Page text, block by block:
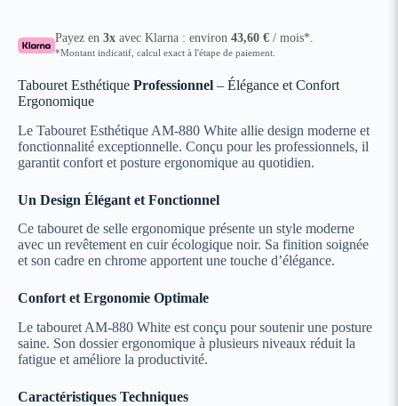
Payez en3x avec Klarna : environ43,60€ / mois*.
*Montant indicatif, calcul exact à l'étape de paiement.
Tabouret Esthétique Professionnel – Élégance et Confort
Ergonomique
Le Tabouret Esthétique AM-880 White allie design moderne et
fonctionnalité exceptionnelle. Conçu pour les professionnels, il
garantit confort et posture ergonomique au quotidien.
Un Design Élégant et Fonctionnel
Ce tabouret de selle ergonomique présente un style moderne
avec un revêtement en cuir écologique noir. Sa finition soignée
et son cadre en chrome apportent une touche d’élégance.
Confort et Ergonomie Optimale
Le tabouret AM-880 White est conçu pour soutenir une posture
saine. Son dossier ergonomique à plusieurs niveaux réduit la
fatigue et améliore la productivité.
Caractéristiques Techniques